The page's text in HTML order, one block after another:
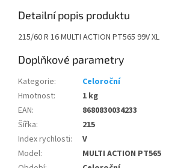
Detailní popis produktu
215/60 R 16 MULTI ACTION PT565 99V XL
Doplňkové parametry
Kategorie:
Celoroční
Hmotnost:
1 kg
EAN:
8680830034233
Šířka:
215
Index rychlosti:
V
Model:
MULTI ACTION PT565